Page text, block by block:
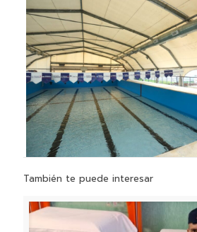
También te puede interesar